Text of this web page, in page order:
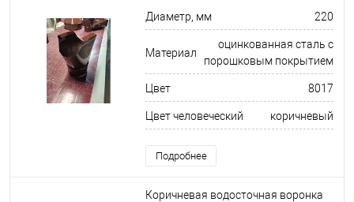
Диаметр, мм 220
Материал
оцинкованная сталь с
порошковым покрытием
Цвет 8017
Цвет человеческий коричневый
Подробнее
Коричневая водосточная воронка